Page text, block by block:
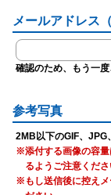
メールアドレス
確認のため、もう一
参考写真
2MB以下のGIF、JPG
※添付する画像の容量
るようご注意くだ
※もし送信後に控えメ